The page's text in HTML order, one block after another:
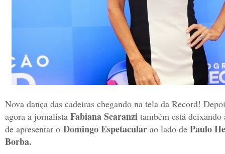
Nova dança das cadeiras chegando na tela da Record!
agora a jornalista Fabiana Scaranzi também está
de apresentar o Domingo Espetacular ao lado de Paulo
Borba.